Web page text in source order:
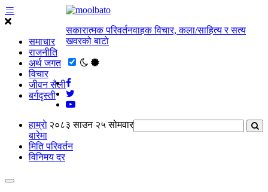
समाचार
राजनीति
अर्थ जगत
विचार
जीवन सैली
बर्गदृस्ती
सकारात्मक परिवर्तनवाहक विचार, कला/साहित्य र सत्य
खवरको बाटाे
२०८३ साउन २५ सोमवार
हाम्राे
बारेमा
मिति परिवर्तन
विनिमय दर